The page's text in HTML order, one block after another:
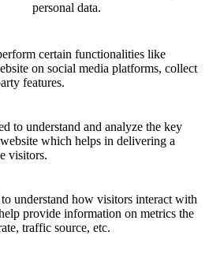
personal data.
certain functionalities like
on social media platforms, collect
features.
to understand and analyze the key
which helps in delivering a
visitors.
understand how visitors interact with
provide information on metrics the
traffic source, etc.